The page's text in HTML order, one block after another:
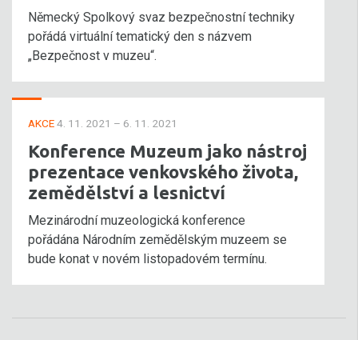
Německý Spolkový svaz bezpečnostní techniky
pořádá virtuální tematický den s názvem
„Bezpečnost v muzeu“.
AKCE4. 11. 2021 – 6. 11. 2021
Konference Muzeum jako nástroj
prezentace venkovského života,
zemědělství a lesnictví
Mezinárodní muzeologická konference
pořádána Národním zemědělským muzeem se
bude konat v novém listopadovém termínu.